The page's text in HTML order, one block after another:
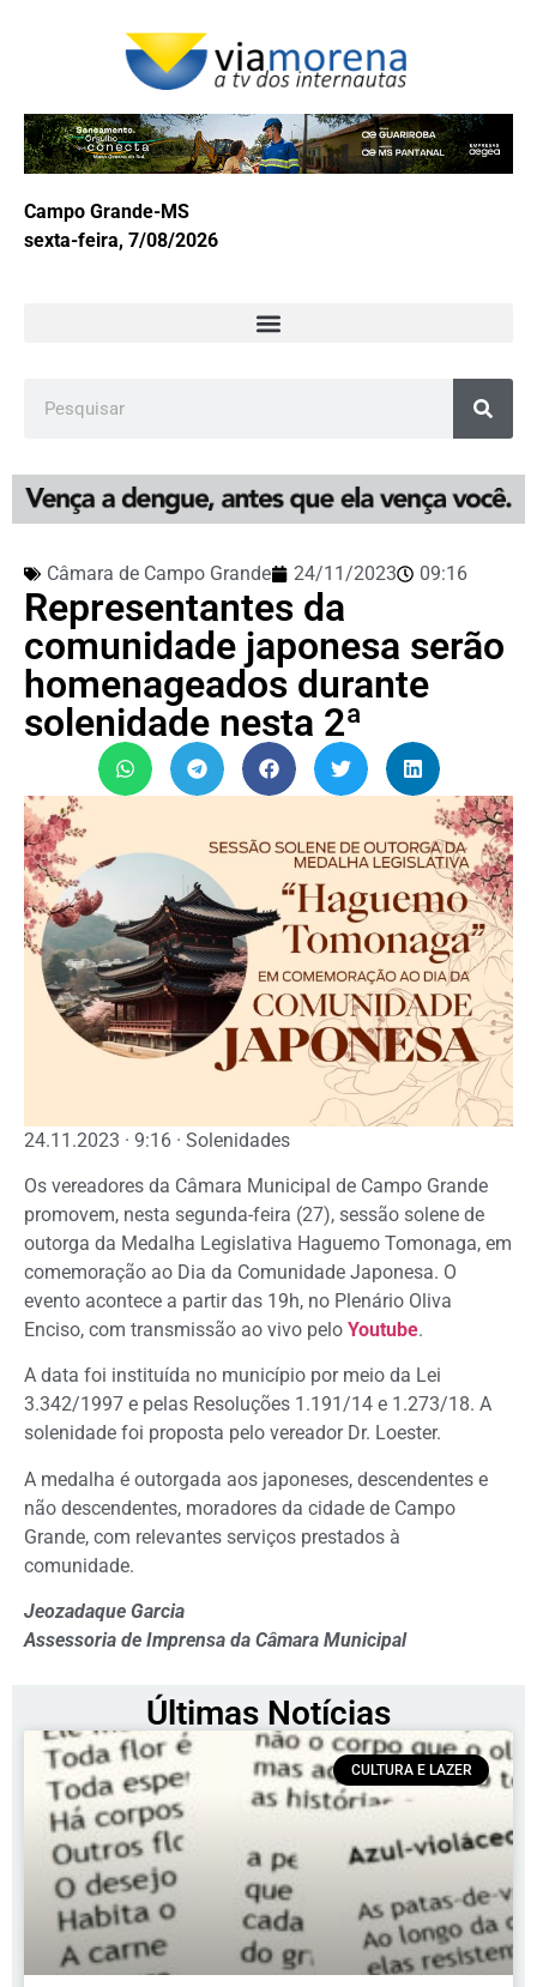
Campo Grande-MS
sexta-feira, 7/08/2026
Câmara de Campo Grande 24/11/2023 09:16
Representantes da
comunidade japonesa serão
homenageados durante
solenidade nesta 2ª
24.11.2023 · 9:16 · Solenidades
Os vereadores da Câmara Municipal de Campo Grande
promovem, nesta segunda-feira (27), sessão solene de
outorga da Medalha Legislativa Haguemo Tomonaga, em
comemoração ao Dia da Comunidade Japonesa. O
evento acontece a partir das 19h, no Plenário Oliva
Enciso, com transmissão ao vivo pelo Youtube.
A data foi instituída no município por meio da Lei
3.342/1997 e pelas Resoluções 1.191/14 e 1.273/18. A
solenidade foi proposta pelo vereador Dr. Loester.
A medalha é outorgada aos japoneses, descendentes e
não descendentes, moradores da cidade de Campo
Grande, com relevantes serviços prestados à
comunidade.
Jeozadaque Garcia
Assessoria de Imprensa da Câmara Municipal
Últimas Notícias
CULTURA E LAZER